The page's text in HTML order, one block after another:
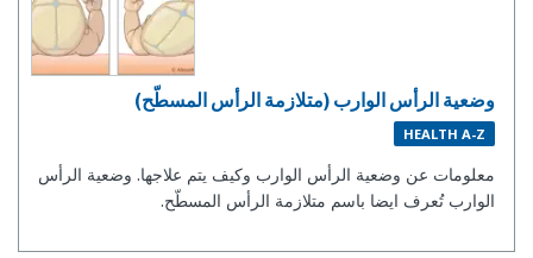
وضعية الرأس الوارب (متلازمة الرأس المسطّح)
HEALTH A-Z
معلومات عن وضعية الرأس الوارب وكيف يتم علاجها. وضعية الرأس
الوارب تُعرف ايضا باسم متلازمة الرأس المسطّح.